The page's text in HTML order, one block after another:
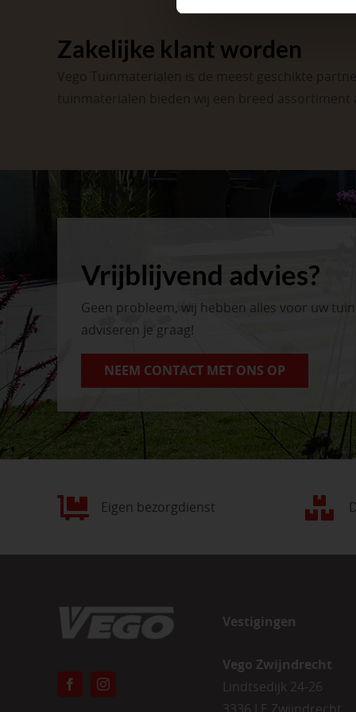
Zakelijke klant worden
Vego Tuinmaterialen is de meest geschikte
tuinmaterialen bieden wij een breed
Vrijblijvend advies?
Geen probleem, wij hebben alles voor uw
adviseren je graag!
NEEM CONTACT MET ONS OP
Eigen bezorgdienst
Vestigingen
Vego Zwijndrecht
Lindtsedijk 24-26
3336 LE Zwijndrecht